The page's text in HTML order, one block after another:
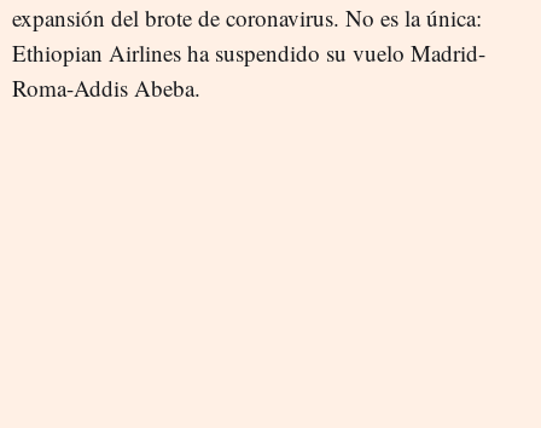
expansión del brote de coronavirus. No es la única:
Ethiopian Airlines ha suspendido su vuelo Madrid-
Roma-Addis Abeba.